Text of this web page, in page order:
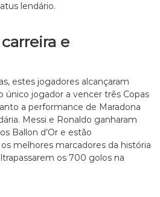
lendário.
e
estes jogadores alcançaram
único jogador a vencer três Copas
a performance de Maradona
Messi e Ronaldo ganharam
Ballon d’Or e estão
melhores marcadores da história
os 700 golos na